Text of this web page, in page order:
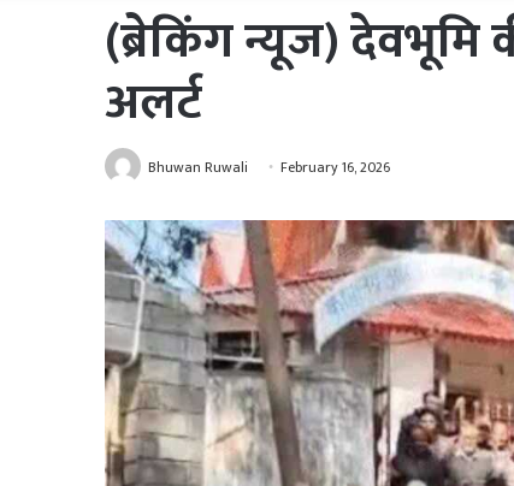
(ब्रेकिंग न्यूज)
अलर्ट
Bhuwan Ruwali February 16, 2026